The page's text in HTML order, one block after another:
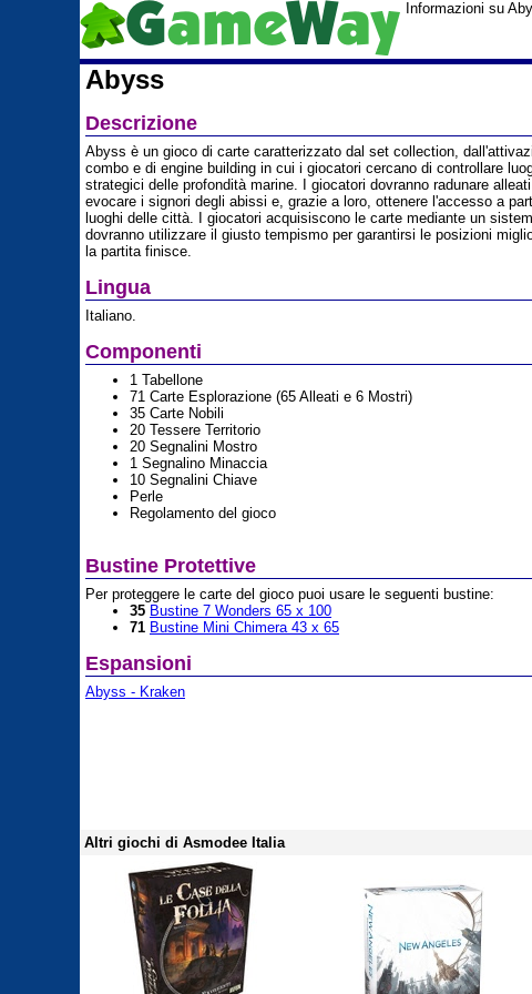
Informazioni su
Abyss
Descrizione
Abyss è un gioco di carte caratterizzato dal set collection,
combo e di engine building in cui i giocatori cercano di controllare
strategici delle profondità marine. I giocatori dovranno radunare
evocare i signori degli abissi e, grazie a loro, ottenere l'accesso a
luoghi delle città. I giocatori acquisiscono le carte mediante un
dovranno utilizzare il giusto tempismo per garantirsi le posizioni
la partita finisce.
Lingua
Italiano.
Componenti
1 Tabellone
71 Carte Esplorazione (65 Alleati e 6 Mostri)
35 Carte Nobili
20 Tessere Territorio
20 Segnalini Mostro
1 Segnalino Minaccia
10 Segnalini Chiave
Perle
Regolamento del gioco
Bustine Protettive
Per proteggere le carte del gioco puoi usare le seguenti bustine:
35 Bustine 7 Wonders 65 x 100
71 Bustine Mini Chimera 43 x 65
Espansioni
Abyss - Kraken
Altri giochi di Asmodee Italia